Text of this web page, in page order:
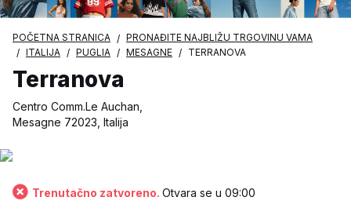
POČETNA STRANICA
PRONAĐITE NAJBLIŽU TRGOVINU VAMA
ITALIJA
PUGLIA MESAGNE TERRANOVA
Terranova
Centro Comm.Le Auchan,
Mesagne 72023, Italija
Trenutačno zatvoreno. Otvara se u 09:00